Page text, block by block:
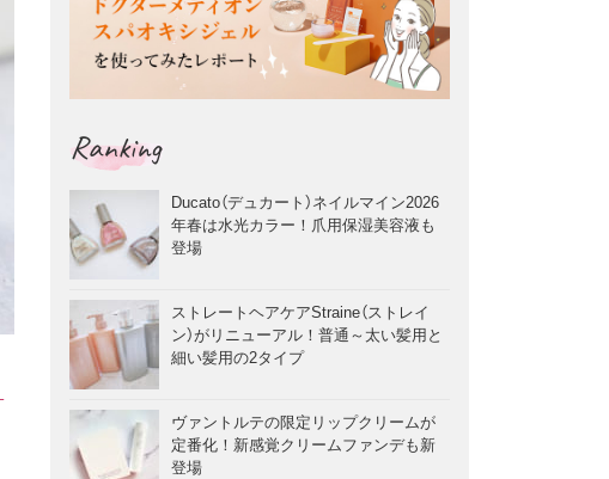
Ranking
Ducato（デュカート）ネイルマイン2026
年春は水光カラー！爪用保湿美容液も
登場
ストレートヘアケアStraine（ストレイ
ン）がリニューアル！普通～太い髪用と
細い髪用の2タイプ
ヴァントルテの限定リップクリームが
定番化！新感覚クリームファンデも新
登場